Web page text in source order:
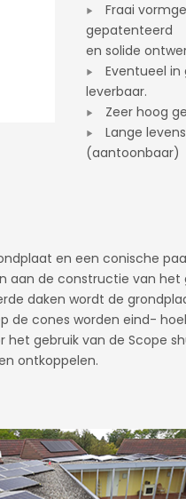
Fraai
gepatenteerd
en solide
Eventueel in
leverbaar.
Zeer hoog
Lange
(aantoonbaar)
en een conische
aan de constructie van het
daken wordt de
de cones worden eind-
gebruik van de Scope
ontkoppelen.